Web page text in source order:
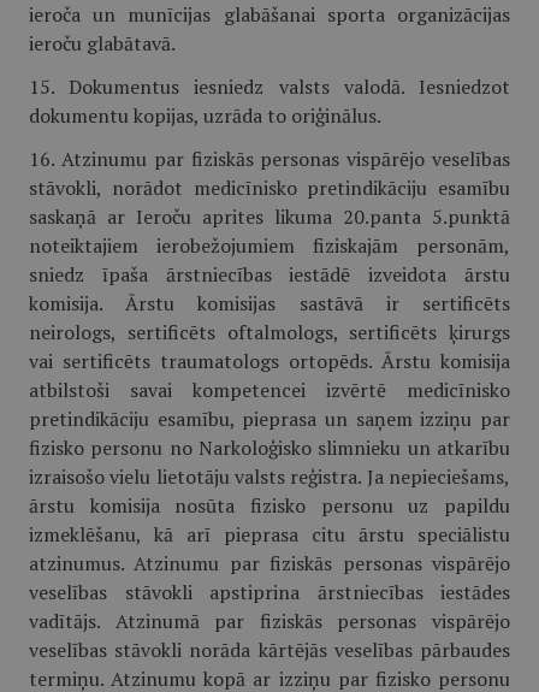
ieroča un munīcijas glabāšanai sporta organizācijas
ieroču glabātavā.
15. Dokumentus iesniedz valsts valodā. Iesniedzot
dokumentu kopijas, uzrāda to oriģinālus.
16. Atzinumu par fiziskās personas vispārējo veselības
stāvokli, norādot medicīnisko pretindikāciju esamību
saskaņā ar Ieroču aprites likuma 20.panta 5.punktā
noteiktajiem ierobežojumiem fiziskajām personām,
sniedz īpaša ārstniecības iestādē izveidota ārstu
komisija. Ārstu komisijas sastāvā ir sertificēts
neirologs, sertificēts oftalmologs, sertificēts ķirurgs
vai sertificēts traumatologs ortopēds. Ārstu komisija
atbilstoši savai kompetencei izvērtē medicīnisko
pretindikāciju esamību, pieprasa un saņem izziņu par
fizisko personu no Narkoloģisko slimnieku un atkarību
izraisošo vielu lietotāju valsts reģistra. Ja nepieciešams,
ārstu komisija nosūta fizisko personu uz papildu
izmeklēšanu, kā arī pieprasa citu ārstu speciālistu
atzinumus. Atzinumu par fiziskās personas vispārējo
veselības stāvokli apstiprina ārstniecības iestādes
vadītājs. Atzinumā par fiziskās personas vispārējo
veselības stāvokli norāda kārtējās veselības pārbaudes
termiņu. Atzinumu kopā ar izziņu par fizisko personu